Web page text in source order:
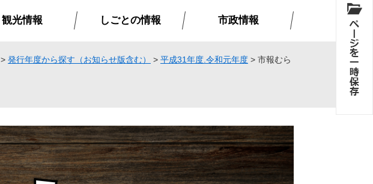
観光情報 しごとの情報 市政情報
> 発行年度から探す（お知らせ版含む） > 平成31年度.令和元年度 > 市報むら